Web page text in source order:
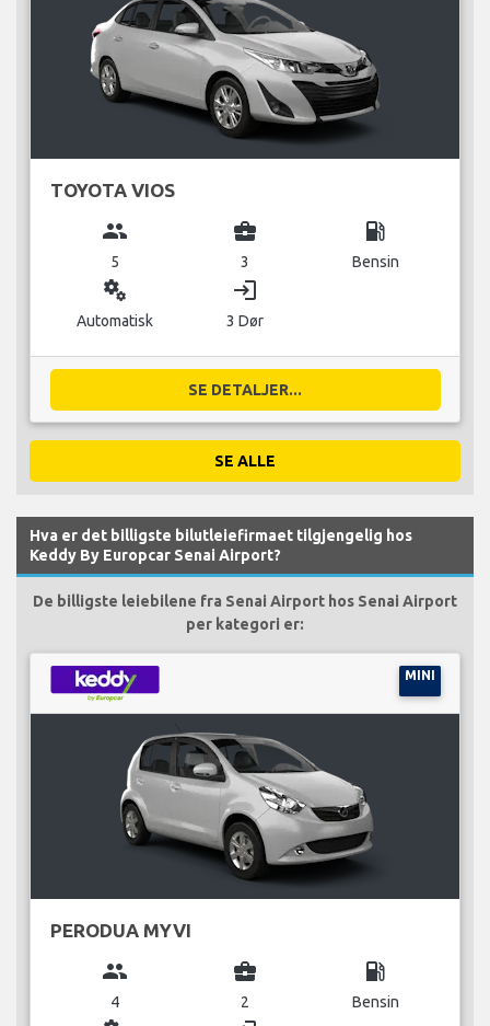
TOYOTA VIOS
group
5
business_center
3
local_gas_station
Bensin
miscellaneous_services
Automatisk
login
3 Dør
SE DETALJER...
SE ALLE
Hva er det billigste bilutleiefirmaet tilgjengelig hos
Keddy By Europcar Senai Airport?
De billigste leiebilene fra Senai Airport hos Senai Airport
per kategori er:
MINI
PERODUA MYVI
group
4
business_center
2
local_gas_station
Bensin